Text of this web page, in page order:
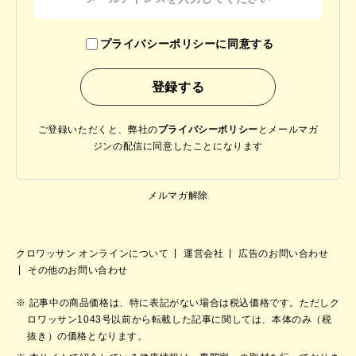
プライバシーポリシーに同意する
ご登録いただくと、弊社のプライバシーポリシー と メールマガ
ジンの配信に同意したことになります
メルマガ解除
クロワッサン オンラインについて 運営会社
広告のお問い合わせ
その他のお問い合わせ
記事中の商品価格は、特に表記がない場合は税込価格です。ただしク
ロワッサン1043号以前から転載した記事に関しては、本体のみ（税
抜き）の価格となります。